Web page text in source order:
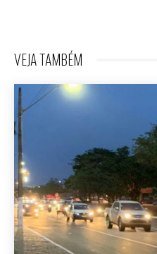
VEJA TAMBÉM